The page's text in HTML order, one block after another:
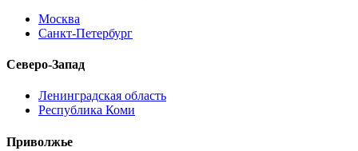
Москва
Санкт-Петербург
Северо-Запад
Ленинградская область
Республика Коми
Приволжье